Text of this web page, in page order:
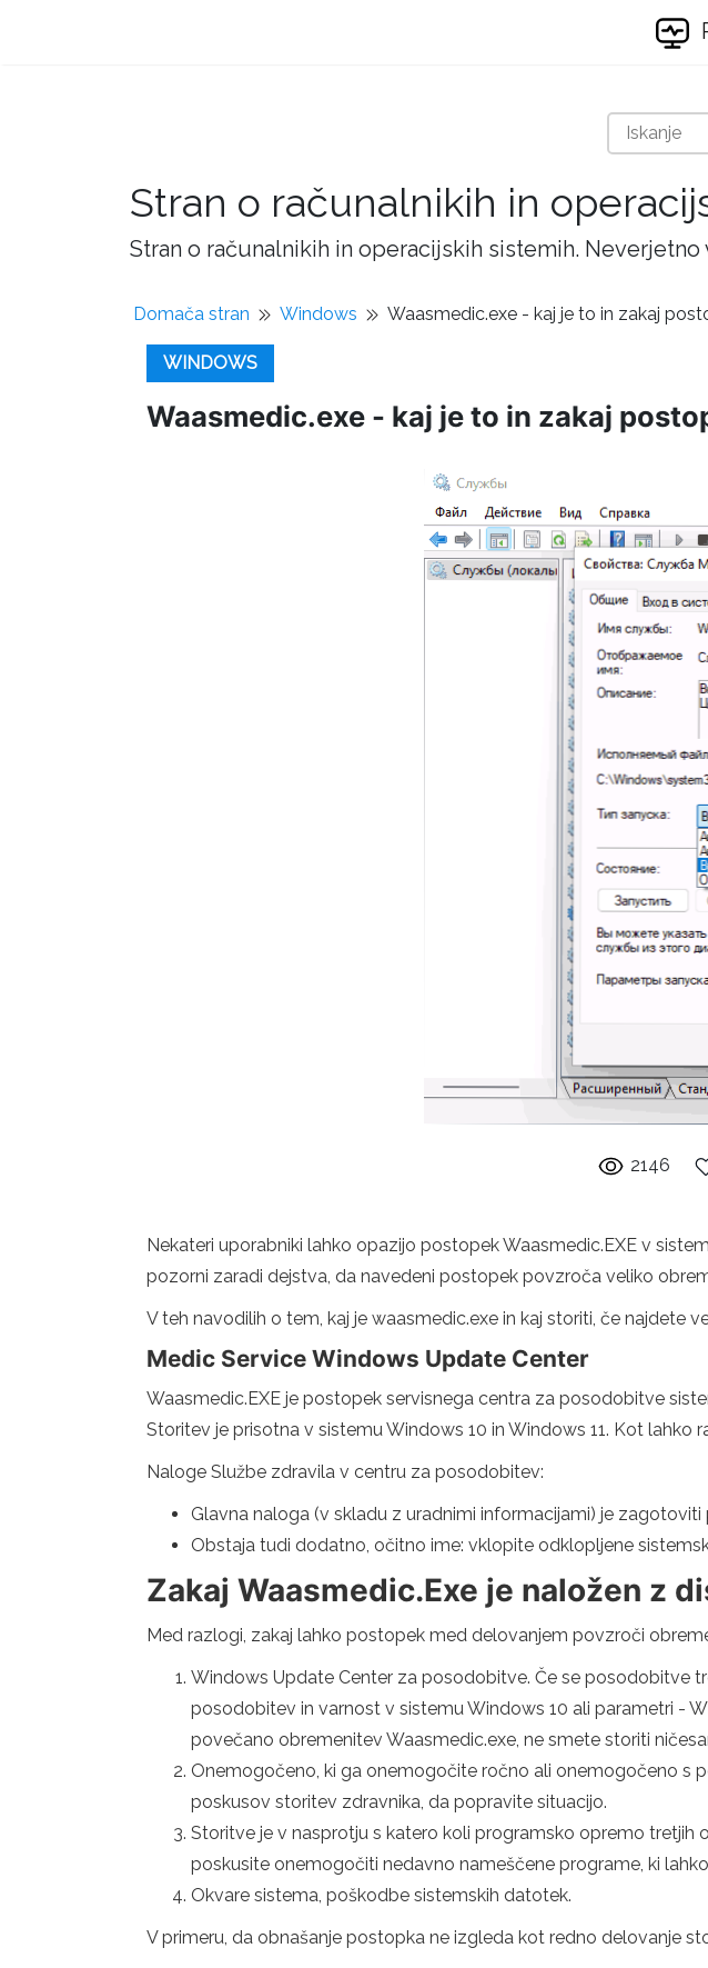
Stran o računalnikih in
Stran o računalnikih in operacijskih sistemih.
Domača stran Windows Waasmedic.exe - kaj je to in zakaj
WINDOWS
Waasmedic.exe - kaj je to in zakaj
2146
Nekateri uporabniki lahko opazijo postopek Waasmedic.EXE v
pozorni zaradi dejstva, da navedeni postopek povzroča veliko
V teh navodilih o tem, kaj je waasmedic.exe in kaj storiti, če najdete
Medic Service Windows Update Center
Waasmedic.EXE je postopek servisnega centra za posodobitve
Storitev je prisotna v sistemu Windows 10 in Windows 11. Kot lahko
Naloge Službe zdravila v centru za posodobitev:
Glavna naloga (v skladu z uradnimi informacijami) je
Obstaja tudi dodatno, očitno ime: vklopite odklopljene
Zakaj Waasmedic.Exe je naložen z
Med razlogi, zakaj lahko postopek med delovanjem povzroči
Windows Update Center za posodobitve. Če se posodobitve
posodobitev in varnost v sistemu Windows 10 ali parametri -
povečano obremenitev Waasmedic.exe, ne smete storiti
Onemogočeno, ki ga onemogočite ročno ali onemogočeno s
poskusov storitev zdravnika, da popravite situacijo.
Storitve je v nasprotju s katero koli programsko opremo tretjih
poskusite onemogočiti nedavno nameščene programe, ki
Okvare sistema, poškodbe sistemskih datotek.
V primeru, da obnašanje postopka ne izgleda kot redno delovanje